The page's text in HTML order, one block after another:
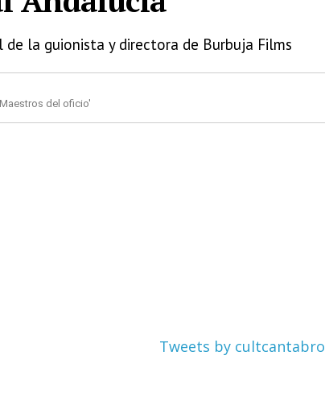
la guionista y directora de Burbuja Films
del oficio'
Tweets by cultcantabro